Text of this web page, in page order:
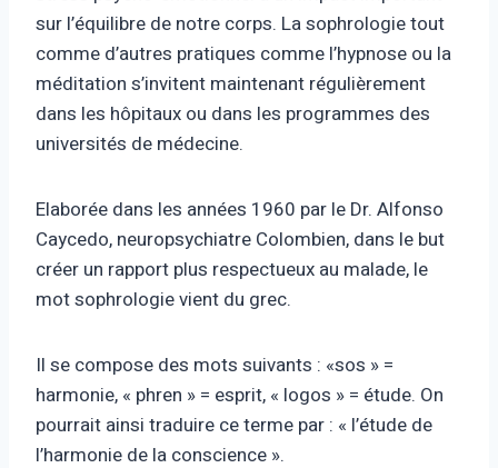
sur l’équilibre de notre corps. La sophrologie tout
comme d’autres pratiques comme l’hypnose ou la
méditation s’invitent maintenant régulièrement
dans les hôpitaux ou dans les programmes des
universités de médecine.
Elaborée dans les années 1960 par le Dr. Alfonso
Caycedo, neuropsychiatre Colombien, dans le but
créer un rapport plus respectueux au malade, le
mot sophrologie vient du grec.
Il se compose des mots suivants : «sos » =
harmonie, « phren » = esprit, « logos » = étude. On
pourrait ainsi traduire ce terme par : « l’étude de
l’harmonie de la conscience ».